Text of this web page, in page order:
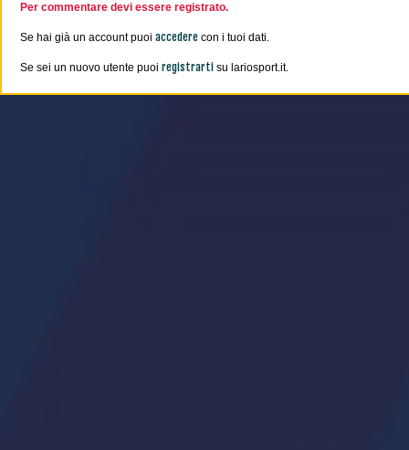
Per commentare devi essere registrato.
Se hai già un account puoi accedere con i tuoi dati.
Se sei un nuovo utente puoi registrarti su lariosport.it.